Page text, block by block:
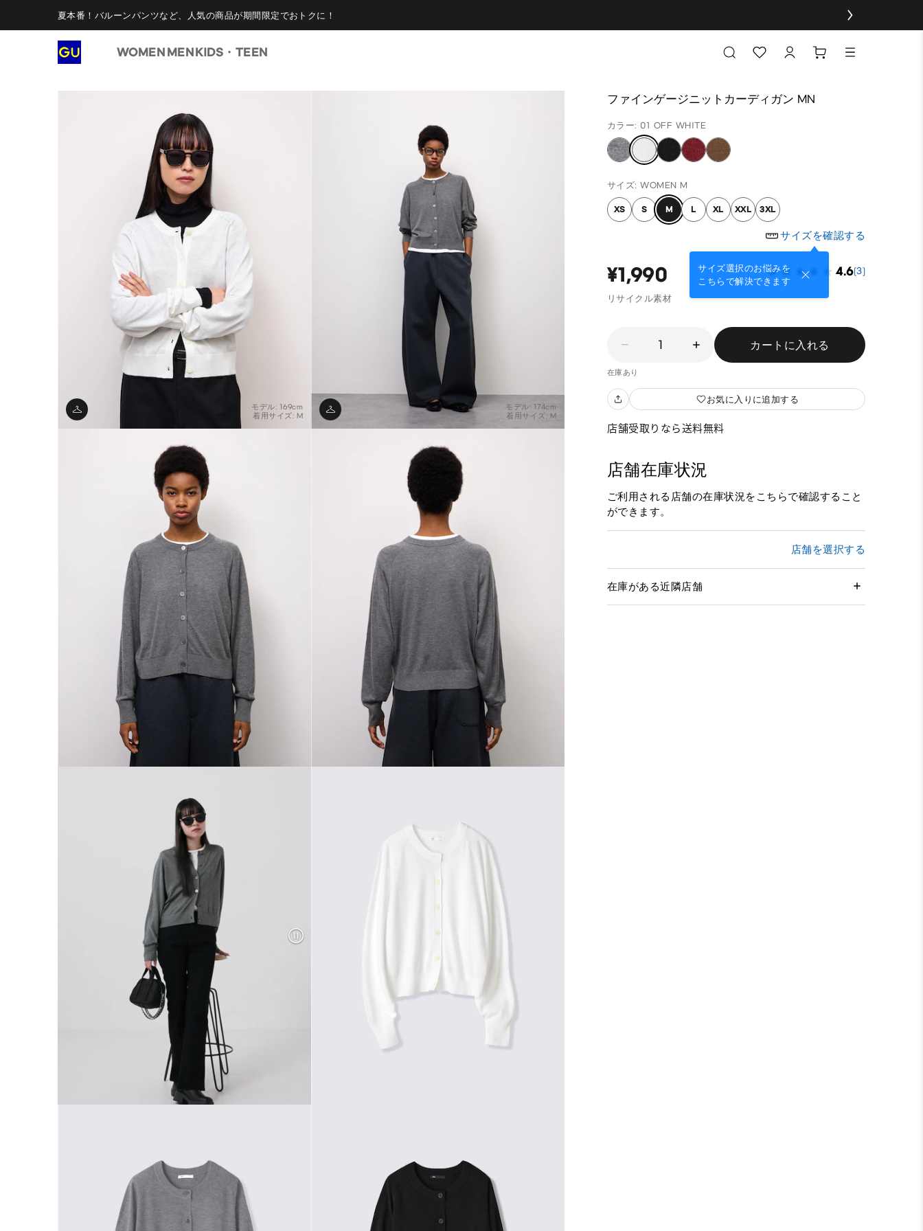
夏本番！バルーンパンツなど、人気の商品が期間限定でおトクに！
WOMEN MENKIDS・TEEN
ファインゲージニットカーディガン MN
カラー: 01 OFF WHITE
サイズ: WOMEN M
XS S M L XL XXL 3XL
サイズを確認する
サイズ選択のお悩みを
こちらで解決できます
¥1,990 4.6(3)
リサイクル素材
1 カートに入れる
在庫あり
お気に入りに追加する
店舗受取りなら送料無料
店舗在庫状況
ご利用される店舗の在庫状況をこちらで確認すること
ができます。
店舗を選択する
在庫がある近隣店舗
モデル: 169cm
着用サイズ: M
モデル: 174cm
着用サイズ: M